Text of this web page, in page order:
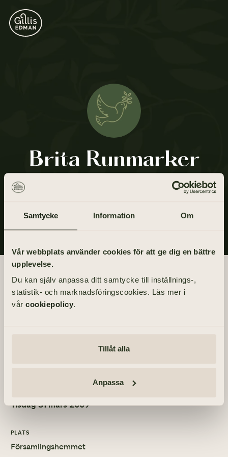
Samtycke Information Om
Vår webbplats använder cookies för att ge dig en bättre
upplevelse.
Du kan själv anpassa ditt samtycke till inställnings-,
statistik- och marknadsföringscookies. Läs mer i
vår cookiepolicy.
Tillåt alla
Anpassa
Brita Runmarker
Begravningsdagen
BEGRAVNING
Tisdag 31 mars 2009
PLATS
Församlingshemmet